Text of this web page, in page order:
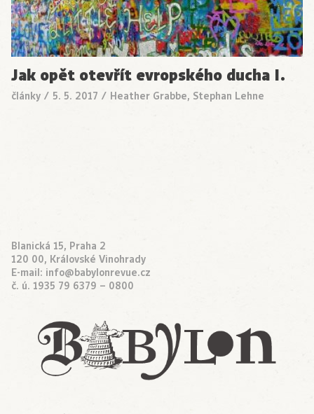
Jak opět otevřít evropského ducha I.
články / 5. 5. 2017 / Heather Grabbe, Stephan Lehne
Blanická 15, Praha 2
120 00, Královské Vinohrady
E-mail: info@babylonrevue.cz
č. ú. 1935 79 6379 – 0800